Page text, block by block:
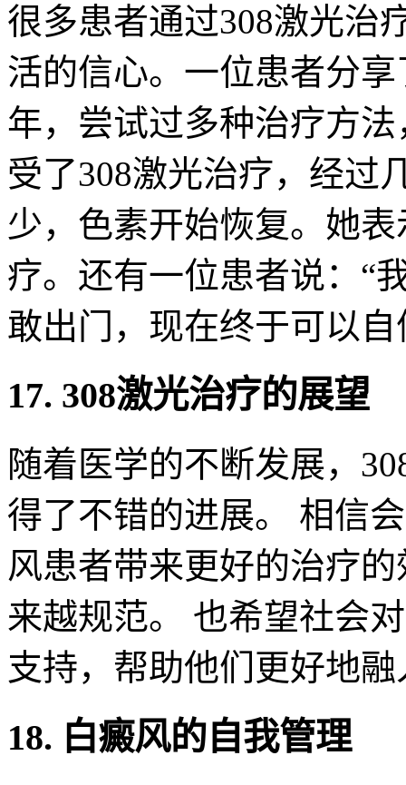
很多患者通过308激光治
活的信心。一位患者分
年，尝试过多种治疗方
受了308激光治疗，经过
少，色素开始恢复。她
疗。还有一位患者说：“
敢出门，现在终于可以
17. 308激光治疗的展望
随着医学的不断发展，
得了不错的进展。 相信
风患者带来更好的治疗
来越规范。 也希望社会
支持，帮助他们更好地
18. 白癜风的自我管理